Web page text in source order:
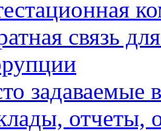
связь
задаваемые
отчеты,